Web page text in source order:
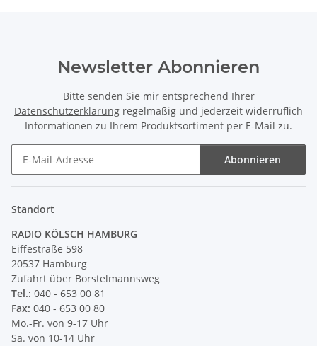
Newsletter Abonnieren
Bitte senden Sie mir entsprechend Ihrer
Datenschutzerklärung regelmäßig und jederzeit widerruflich
Informationen zu Ihrem Produktsortiment per E-Mail zu.
Abonnieren
Standort
RADIO KÖLSCH HAMBURG
Eiffestraße 598
20537 Hamburg
Zufahrt über Borstelmannsweg
Tel.: 040 - 653 00 81
Fax: 040 - 653 00 80
Mo.-Fr. von 9-17 Uhr
Sa. von 10-14 Uhr